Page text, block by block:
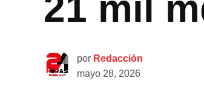
por Redacción
mayo 28, 2026